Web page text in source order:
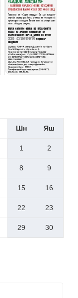
Шн Яш
1 2
8 9
15 16
22 23
29 30